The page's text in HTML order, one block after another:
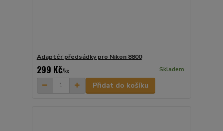
Adaptér předsádky pro Nikon 8800
299 Kč/ks Skladem
Přidat do košíku